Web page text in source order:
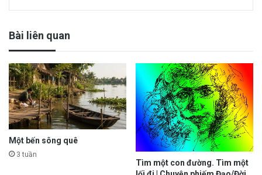
Bài liên quan
Một bến sông quê
3 tuần
Tìm một con đường. Tìm một